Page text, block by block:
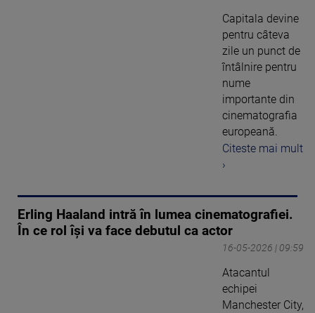
Capitala devine
pentru câteva
zile un punct de
întâlnire pentru
nume
importante din
cinematografia
europeană.
Citeste mai mult
›
Erling Haaland intră în lumea cinematografiei.
În ce rol își va face debutul ca actor
16-05-2026 | 09:59
Atacantul
echipei
Manchester City,